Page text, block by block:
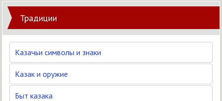
Традиции
Казачьи символы и знаки
Казак и оружие
Быт казака